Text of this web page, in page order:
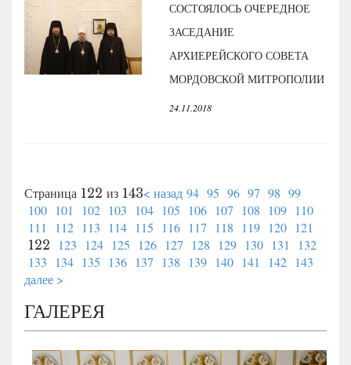
СОСТОЯЛОСЬ ОЧЕРЕДНОЕ
ЗАСЕДАНИЕ
АРХИЕРЕЙСКОГО СОВЕТА
МОРДОВСКОЙ МИТРОПОЛИИ
24.11.2018
Страница 122 из 143< назад 94 95 96 97 98 99
100 101 102 103 104 105 106 107 108 109 110
111
112 113 114 115 116 117 118 119 120 121
122 123 124 125 126 127 128 129 130 131
132
133
134 135 136 137 138 139 140 141 142 143
далее >
ГАЛЕРЕЯ